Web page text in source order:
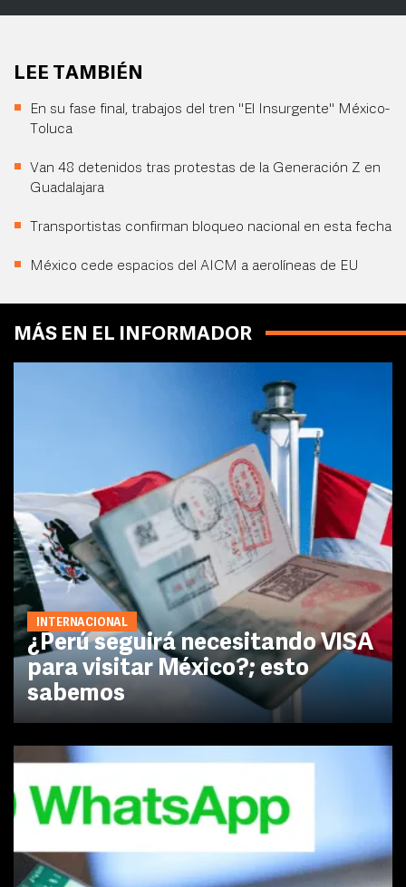
LEE TAMBIÉN
En su fase final, trabajos del tren "El Insurgente" México-
Toluca
Van 48 detenidos tras protestas de la Generación Z en
Guadalajara
Transportistas confirman bloqueo nacional en esta fecha
México cede espacios del AICM a aerolíneas de EU
MÁS EN EL INFORMADOR
INTERNACIONAL
¿Perú seguirá necesitando VISA
para visitar México?; esto
sabemos